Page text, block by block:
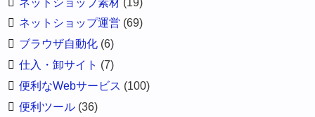
ネットショップ運営 (69)
ブラウザ自動化 (6)
仕入・卸サイト (7)
便利なWebサービス (100)
便利ツール (36)